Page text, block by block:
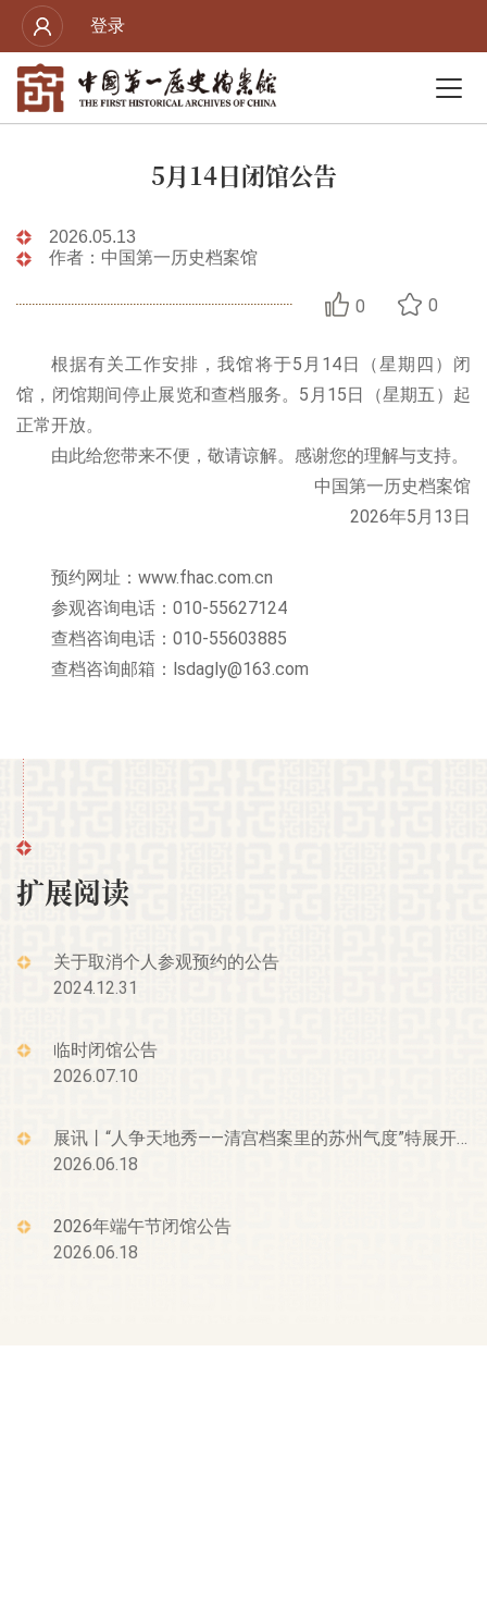
登录
5月14日闭馆公告
2026.05.13
作者：中国第一历史档案馆
0 0
根据有关工作安排，我馆将于5月14日（星期四）闭
馆，闭馆期间停止展览和查档服务。5月15日（星期五）起
正常开放。
由此给您带来不便，敬请谅解。感谢您的理解与支持。
中国第一历史档案馆
2026年5月13日
预约网址：www.fhac.com.cn
参观咨询电话：010-55627124
查档咨询电话：010-55603885
查档咨询邮箱：lsdagly@163.com
扩展阅读
关于取消个人参观预约的公告
2024.12.31
临时闭馆公告
2026.07.10
展讯丨“人争天地秀——清宫档案里的苏州气度”特展开幕
2026.06.18
2026年端午节闭馆公告
2026.06.18